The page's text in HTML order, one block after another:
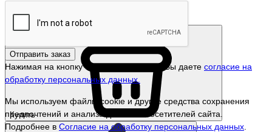
Купить
Отправить заказ
Нажимая на кнопку «Отправить заказ», Вы даете согласие на
обработку персональных данных.
Мы используем файлы cookie и другие средства сохранения
предпочтений и анализа действий посетителей сайта.
Подробнее в Согласие на обработку персональных данных